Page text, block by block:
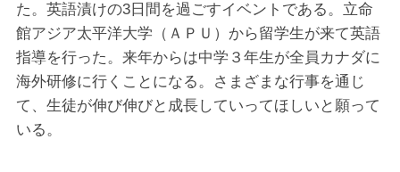
た。英語漬けの3日間を過ごすイベントである。立命
館アジア太平洋大学（ＡＰＵ）から留学生が来て英語
指導を行った。来年からは中学３年生が全員カナダに
海外研修に行くことになる。さまざまな行事を通じ
て、生徒が伸び伸びと成長していってほしいと願って
いる。